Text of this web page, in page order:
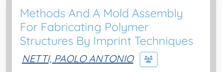
Methods And A Mold Assembly
For Fabricating Polymer
Structures By Imprint Techniques
NETTI, PAOLO ANTONIO